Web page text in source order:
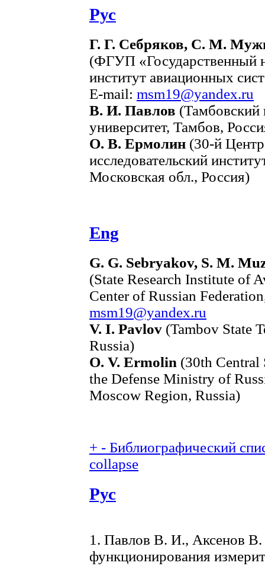
Рус
Г. Г. Себряков, С. М.
(ФГУП «Государственный
институт авиационных
E-mail: msm19@yandex.ru
В. И. Павлов (Тамбовский
университет, Тамбов,
О. В. Ермолин (30-й
исследовательский
Московская обл., Россия)
Eng
G. G. Sebryakov, S. M.
(State Research Institute of
Center of Russian
msm19@yandex.ru
V. I. Pavlov (Tambov State
Russia)
O. V. Ermolin (30th Central
the Defense Ministry of
Moscow Region, Russia)
+ - Библиографический
collapse
Рус
1. Павлов В. И., Аксенов
функционирования